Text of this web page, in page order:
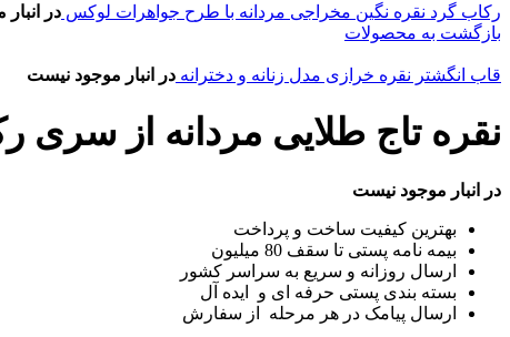
رکاب گرد نقره نگین مخراجی مردانه با طرح جواهرات لوکس در
بازگشت به محصولات
قاب انگشتر نقره خرازی مدل زنانه و دخترانه در انبار موجود نیست
نقره تاج طلایی مردانه از سری
در انبار موجود نیست
بهترین کیفیت ساخت و پرداخت
بیمه نامه پستی تا سقف 80 میلیون
ارسال روزانه و سریع به سراسر کشور
بسته بندی پستی حرفه ای و ایده آل
ارسال پیامک در هر مرحله از سفارش